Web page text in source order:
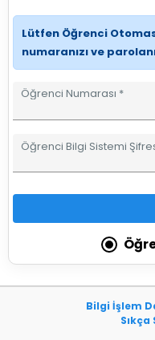
Lütfen Öğrenci
numaranızı ve
Öğrenci Numarası *
Öğrenci Bilgi Sistemi
Bilgi İşlem